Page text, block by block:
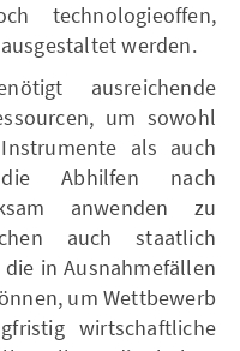
technologieoffen,
werden.
ausreichende
um sowohl
als auch
Abhilfen nach
anwenden zu
auch staatlich
in Ausnahmefällen
um Wettbewerb
wirtschaftliche